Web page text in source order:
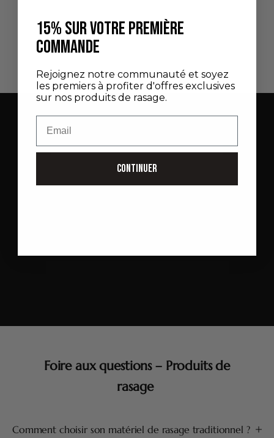
Ajouter au panier
BOL À BARBE EN PORCELAINE
DE LIMOGES FINITION OR
PRIX DE VENTE
290,00 €
nouveautés, offres exclusives et actualités de la Maison.
Foire aux questions – Produits de
rasage
Comment choisir son matériel de rasage traditionnel ?
15% SUR VOTRE PREMIÈRE
COMMANDE
Rejoignez notre communauté et soyez
les premiers à profiter d'offres exclusives
sur nos produits de rasage.
CONTINUER